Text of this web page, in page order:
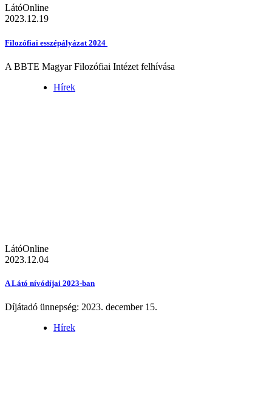
LátóOnline
2023.12.19
Filozófiai esszépályázat 2024
A BBTE Magyar Filozófiai Intézet felhívása
Hírek
LátóOnline
2023.12.04
A Látó nívódíjai 2023-ban
Díjátadó ünnepség: 2023. december 15.
Hírek